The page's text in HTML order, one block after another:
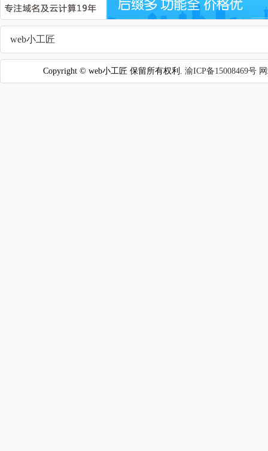
web小工匠
Copyright © web小工匠 保留所有权利. 渝ICP备15008469号